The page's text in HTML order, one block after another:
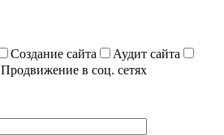
Создание сайта
Аудит сайта
Продвижение в соц. сетях